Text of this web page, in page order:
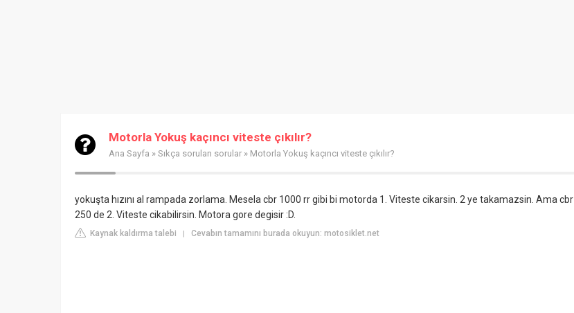
Motorla Yokuş kaçıncı viteste çıkılır?
Ana Sayfa » Sıkça sorulan sorular » Motorla Yokuş kaçıncı viteste çıkılır?
yokuşta hızını al rampada zorlama. Mesela cbr 1000 rr gibi bi motorda 1. Viteste cikarsin. 2 ye takamazsin. Ama cbr
250 de 2. Viteste cikabilirsin. Motora gore degisir :D.
Kaynak kaldırma talebi | Cevabın tamamını burada okuyun: motosiklet.net